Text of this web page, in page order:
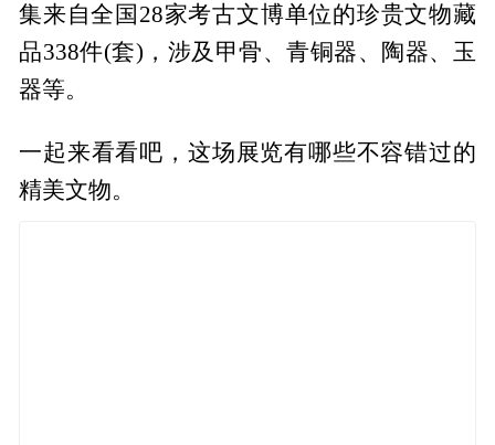
集来自全国28家考古文博单位的珍贵文物藏
品338件(套)，涉及甲骨、青铜器、陶器、玉
器等。
一起来看看吧，这场展览有哪些不容错过的
精美文物。